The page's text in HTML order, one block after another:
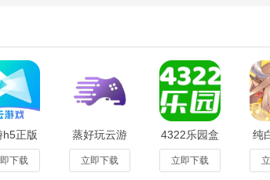
挑战和任务线，同时还有许多物品和秘密等待玩家去探
加新的内容和功能，同时还有活跃的社区支持，玩家
h5正版
安装免
版
下载
蒸好玩云游
戏官方正版
1.0.0
立即下载
4322乐园盒
子官方版
v1.1最新版
立即下载
纯